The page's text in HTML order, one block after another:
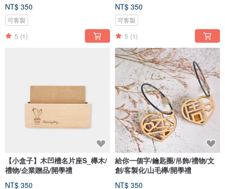
NT$ 350
可客製
5 (1)
NT$ 350
可客製
5 (1)
【小盒子】木凹槽名片座S_櫸木/
禮物/企業贈品/開學禮
NT$ 350
給你一個字/鑰匙圈/吊飾/禮物/文
創/客製化/山毛櫸/開學禮
NT$ 350